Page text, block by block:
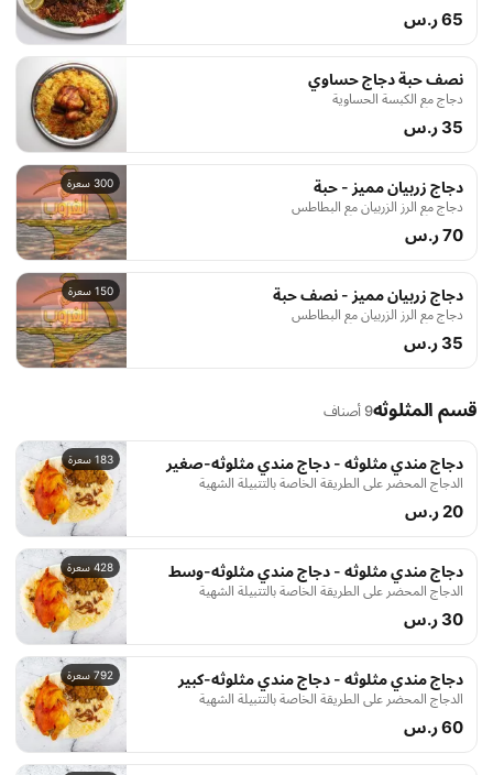
65 ر.س
نصف حبة دجاج حساوي
دجاج مع الكبسة الحساوية
35 ر.س
300 سعرة دجاج زربيان مميز - حبة
دجاج مع الرز الزربيان مع البطاطس
70 ر.س
150 سعرة دجاج زربيان مميز - نصف حبة
دجاج مع الرز الزربيان مع البطاطس
35 ر.س
قسم المثلوثه9 أصناف
183 سعرة دجاج مندي مثلوثه - دجاج مندي مثلوثه-صغير
الدجاج المحضر على الطريقة الخاصة بالتتبيلة الشهية
20 ر.س
428 سعرة دجاج مندي مثلوثه - دجاج مندي مثلوثه-وسط
الدجاج المحضر على الطريقة الخاصة بالتتبيلة الشهية
30 ر.س
792 سعرة دجاج مندي مثلوثه - دجاج مندي مثلوثه-كبير
الدجاج المحضر على الطريقة الخاصة بالتتبيلة الشهية
60 ر.س